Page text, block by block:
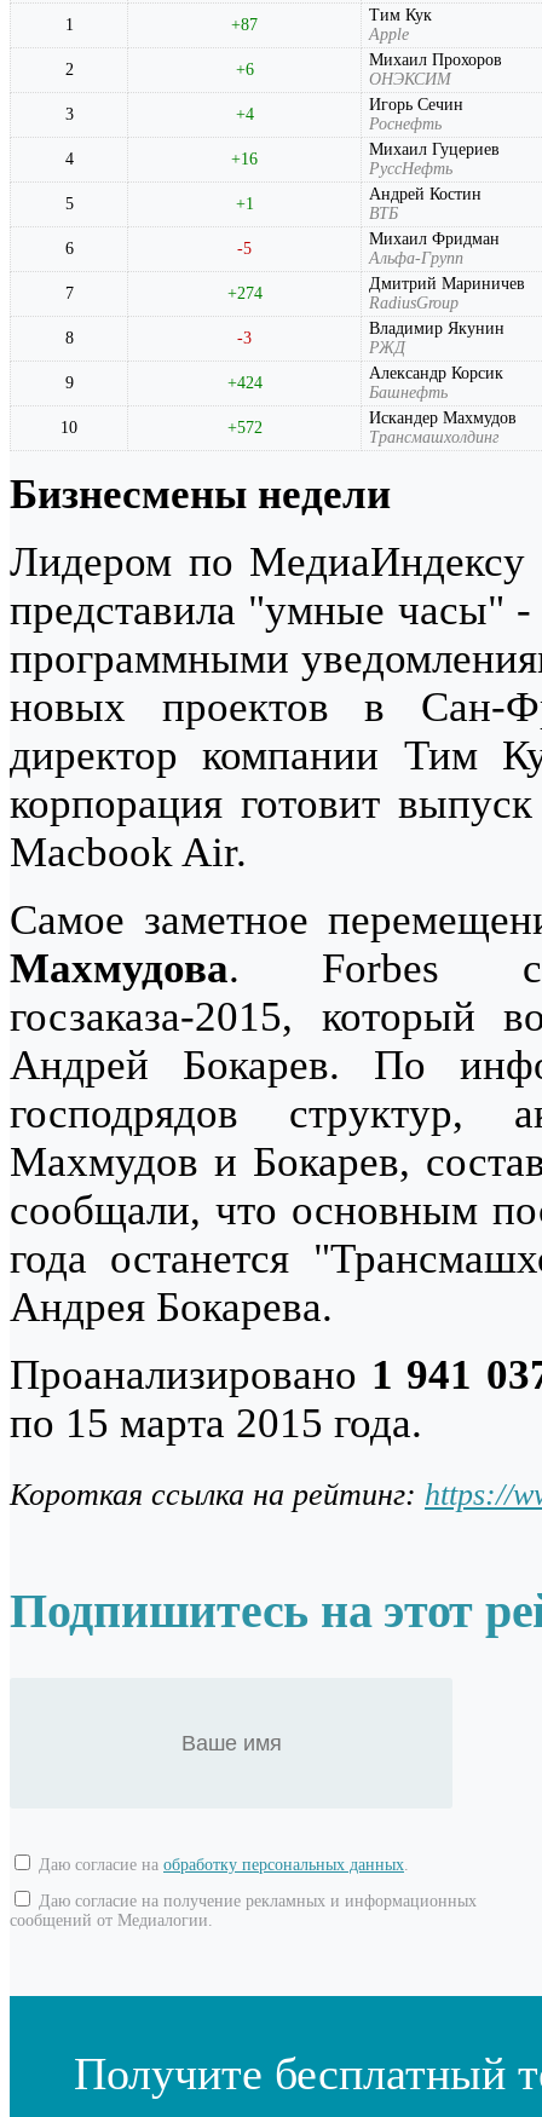
1
+87
Тим Кук
Apple
2
+6
Михаил Прохоров
ОНЭКСИМ
3
+4
Игорь Сечин
Роснефть
4
+16
Михаил Гуцериев
РуссНефть
5
+1
Андрей Костин
ВТБ
6
-5
Михаил Фридман
Альфа-Групп
7
+274
Дмитрий Мариничев
RadiusGroup
8
-3
Владимир Якунин
РЖД
9
+424
Александр Корсик
Башнефть
10
+572
Искандер Махмудов
Трансмашхолдинг
Бизнесмены недели
Лидером по МедиаИндексу
представила "умные часы"
программными
новых проектов в Сан-
директор компании Тим
корпорация готовит
Macbook Air.
Самое заметное
Махмудова. Forbes
госзаказа-2015, который
Андрей Бокарев. По
господрядов структур,
Махмудов и Бокарев,
сообщали, что основным
года останется
Андрея Бокарева.
Проанализировано 1 941
по 15 марта 2015 года.
Короткая ссылка на рейтинг: https://
Подпишитесь на этот
Даю согласие на обработку персональных данных.
Даю согласие на получение рекламных и информационных
сообщений от Медиалогии.
Получите бесплатный